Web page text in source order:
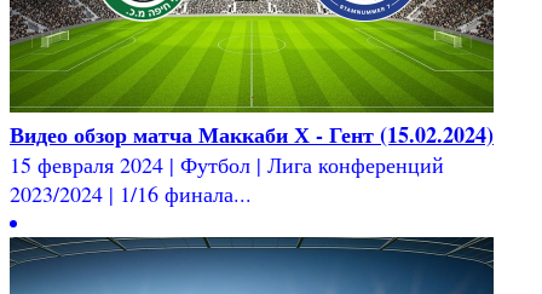
Видео обзор матча Маккаби Х - Гент (15.02.2024)
15 февраля 2024 | Футбол | Лига конференций
2023/2024 | 1/16 финала...